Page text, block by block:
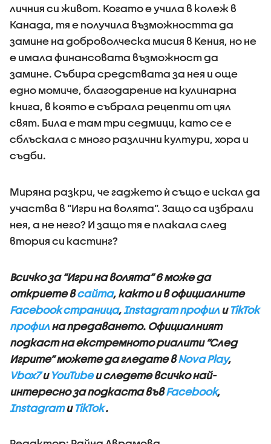
личния си живот. Когато е учила в колеж в
Канада, тя е получила възможността да
замине на доброволческа мисия в Кения, но не
е имала финансовата възможност да
замине. Събира средствата за нея и още
едно момиче, благодарение на кулинарна
книга, в която е събрала рецепти от цял
свят. Била е там три седмици, като се е
сблъскала с много различни култури, хора и
съдби.
Миряна разкри, че гаджето ѝ също е искал да
участва в “Игри на волята”. Защо са избрали
нея, а не него? И защо тя е плакала след
втория си кастинг?
Всичко за “Игри на волята” 6 може да
откриете всайта, както и в официалните
Facebook страница, Instagram профил и TikTok
профил на предаването. Официалният
подкаст на екстремното риалити “След
Игрите” можете да гледате вNova Play,
Vbox7и YouTubeи следете всичко най-
интересно за подкаста въвFacebook,
Instagramи TikTok.